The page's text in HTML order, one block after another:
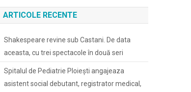
ARTICOLE RECENTE
Shakespeare revine sub Castani. De data
aceasta, cu trei spectacole în două seri
Spitalul de Pediatrie Ploieşti angajeaza
asistent social debutant, registrator medical,